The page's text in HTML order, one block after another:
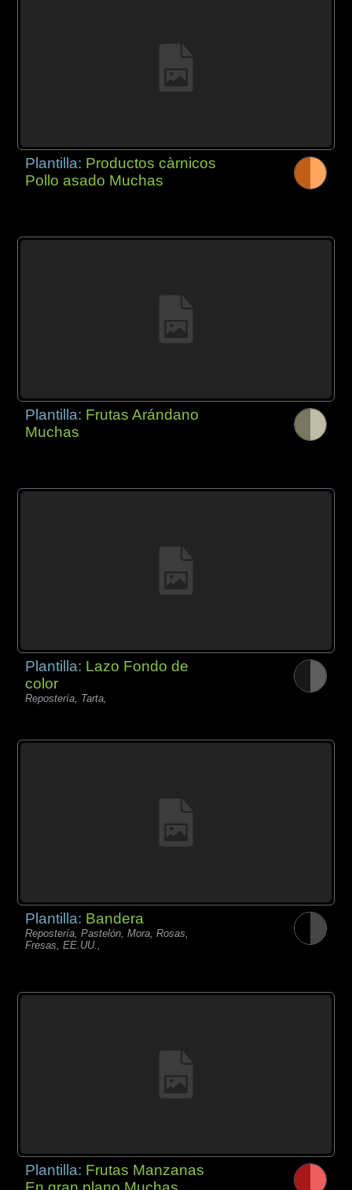
Plantilla: Productos càrnicos
Pollo asado Muchas
Plantilla: Frutas Arándano
Muchas
Plantilla: Lazo Fondo de
color
Repostería, Tarta,
Plantilla: Bandera
Repostería, Pastelón, Mora, Rosas,
Fresas, EE.UU.,
Plantilla: Frutas Manzanas